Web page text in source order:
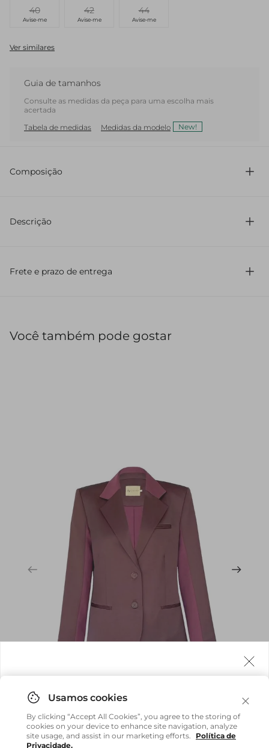
40
Avise-me
42
Avise-me
44
Avise-me
Ver similares
Guia de tamanhos
Consulte as medidas da peça para uma escolha mais
acertada
Tabela de medidas
Medidas da modelo New!
Composição
Descrição
Frete e prazo de entrega
Você também pode gostar
em sua casa, não importa onde você estiver.
By clicking “Accept All Cookies”, you agree to the storing of
cookies on your device to enhance site navigation, analyze
site usage, and assist in our marketing efforts.
Política de
Privacidade.